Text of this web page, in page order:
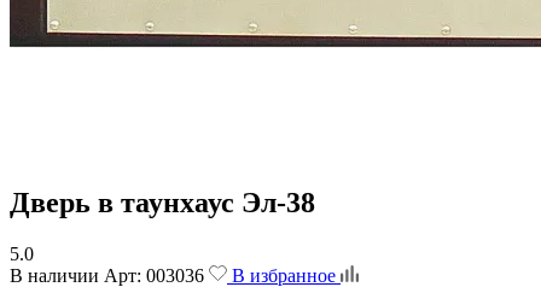
Дверь в таунхаус Эл-38
5.0
В наличии Арт: 003036 В избранное